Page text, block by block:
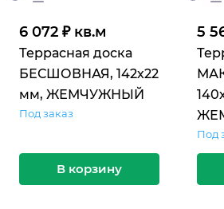
6 072 ₽ кв.м
Террасная доска
БЕСШОВНАЯ, 142х22
мм, ЖЕМЧУЖНЫЙ
Под заказ
В корзину
5
Под